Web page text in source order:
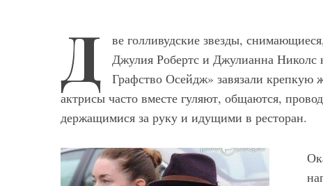
Д
ве голливудские звезды,
Джулия Робертс и Джулианна Николс
Графство Осейдж» завязали крепкую
актрисы часто вместе гуляют, общаются,
держащимися за руку и идущими в ресторан.